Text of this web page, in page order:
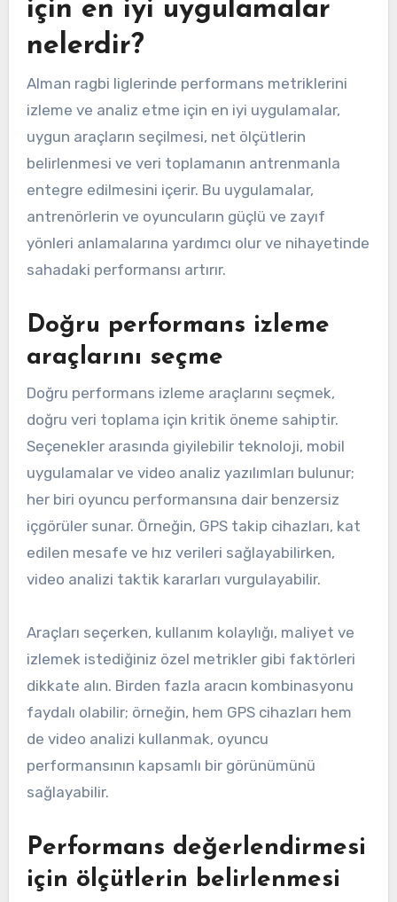
için en iyi uygulamalar
nelerdir?
Alman ragbi liglerinde performans metriklerini
izleme ve analiz etme için en iyi uygulamalar,
uygun araçların seçilmesi, net ölçütlerin
belirlenmesi ve veri toplamanın antrenmanla
entegre edilmesini içerir. Bu uygulamalar,
antrenörlerin ve oyuncuların güçlü ve zayıf
yönleri anlamalarına yardımcı olur ve nihayetinde
sahadaki performansı artırır.
Doğru performans izleme
araçlarını seçme
Doğru performans izleme araçlarını seçmek,
doğru veri toplama için kritik öneme sahiptir.
Seçenekler arasında giyilebilir teknoloji, mobil
uygulamalar ve video analiz yazılımları bulunur;
her biri oyuncu performansına dair benzersiz
içgörüler sunar. Örneğin, GPS takip cihazları, kat
edilen mesafe ve hız verileri sağlayabilirken,
video analizi taktik kararları vurgulayabilir.
Araçları seçerken, kullanım kolaylığı, maliyet ve
izlemek istediğiniz özel metrikler gibi faktörleri
dikkate alın. Birden fazla aracın kombinasyonu
faydalı olabilir; örneğin, hem GPS cihazları hem
de video analizi kullanmak, oyuncu
performansının kapsamlı bir görünümünü
sağlayabilir.
Performans değerlendirmesi
için ölçütlerin belirlenmesi